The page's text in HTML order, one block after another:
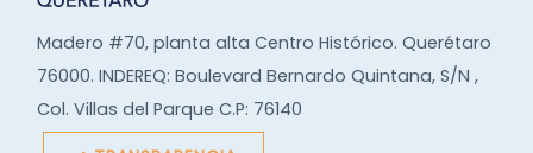
Madero #70, planta alta Centro Histórico. Querétaro
76000. INDEREQ: Boulevard Bernardo Quintana, S/N ,
Col. Villas del Parque C.P: 76140